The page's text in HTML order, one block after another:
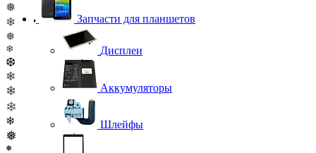
❅
❄
❅
❄
❆
❄
❄
❄
❄
❅
❅
Запчасти для планшетов
Дисплеи
Аккумуляторы
Шлейфы